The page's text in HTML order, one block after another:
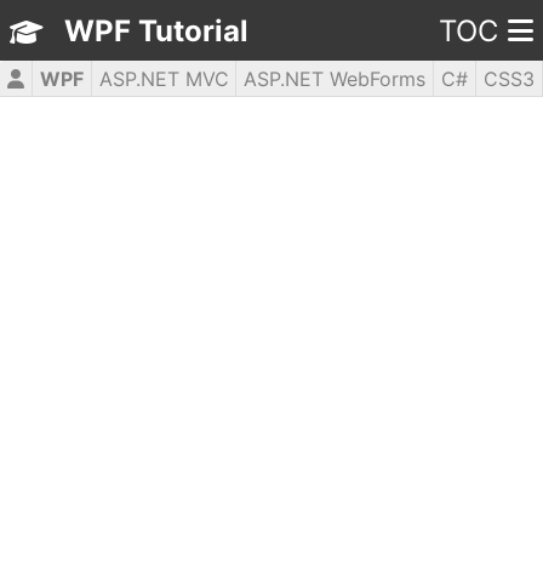
WPF Tutorial TOC
WPF ASP.NET MVC ASP.NET WebForms C#
CSS3